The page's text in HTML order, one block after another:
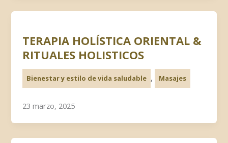
TERAPIA HOLÍSTICA ORIENTAL &
RITUALES HOLISTICOS
Bienestar y estilo de vida saludable , Masajes
23 marzo, 2025